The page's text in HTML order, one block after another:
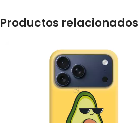
Productos relacionados